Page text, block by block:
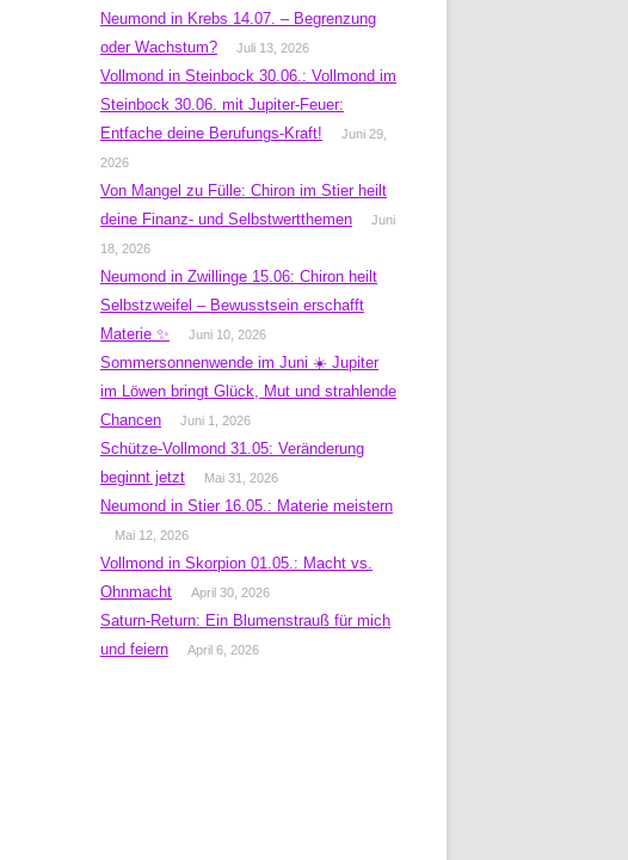
Neumond in Krebs 14.07. – Begrenzung
oder Wachstum?
Juli 13, 2026
Vollmond in Steinbock 30.06.: Vollmond im
Steinbock 30.06. mit Jupiter-Feuer:
Entfache deine Berufungs-Kraft!
Juni 29,
2026
Von Mangel zu Fülle: Chiron im Stier heilt
deine Finanz- und Selbstwertthemen
Juni
18, 2026
Neumond in Zwillinge 15.06: Chiron heilt
Selbstzweifel – Bewusstsein erschafft
Materie ✨
Juni 10, 2026
Sommersonnenwende im Juni ☀️ Jupiter
im Löwen bringt Glück, Mut und strahlende
Chancen
Juni 1, 2026
Schütze-Vollmond 31.05: Veränderung
beginnt jetzt
Mai 31, 2026
Neumond in Stier 16.05.: Materie meistern
Mai 12, 2026
Vollmond in Skorpion 01.05.: Macht vs.
Ohnmacht
April 30, 2026
Saturn-Return: Ein Blumenstrauß für mich
und feiern
April 6, 2026